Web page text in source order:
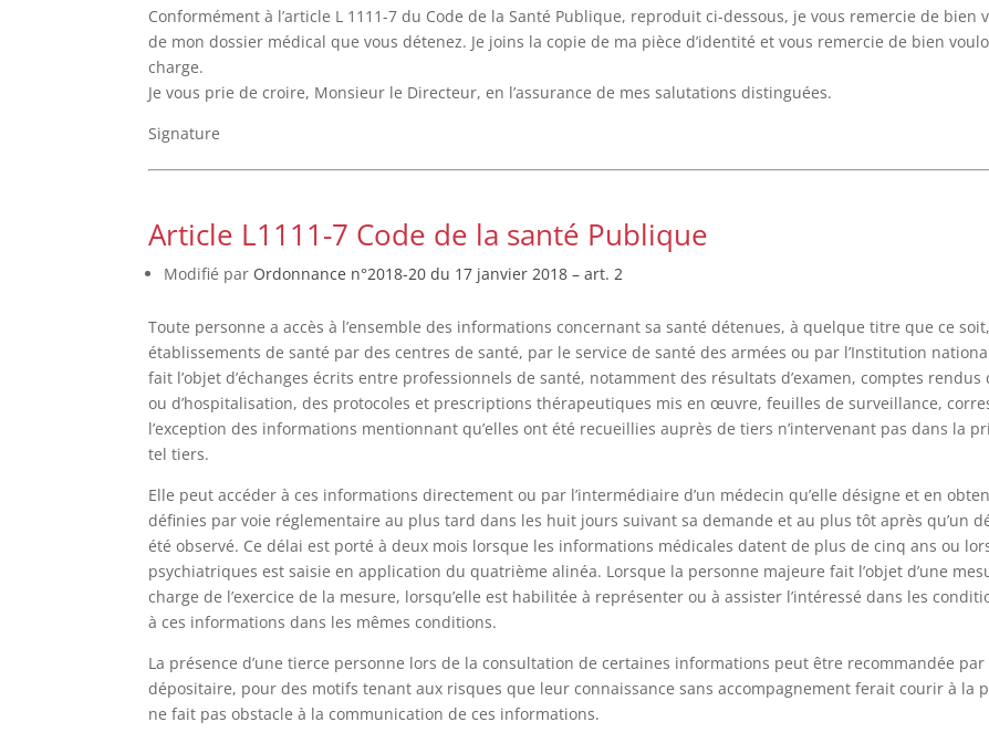
Conformément à l’article L 1111-7 du Code de la Santé Publique, reproduit ci-dessous, je vous remercie de bien
de mon dossier médical que vous détenez. Je joins la copie de ma pièce d’identité et vous remercie de bien
charge.
Je vous prie de croire, Monsieur le Directeur, en l’assurance de mes salutations distinguées.
Signature
Article L1111-7 Code de la santé Publique
Modifié par Ordonnance n°2018-20 du 17 janvier 2018 – art. 2
Toute personne a accès à l’ensemble des informations concernant sa santé détenues, à quelque titre que ce
établissements de santé par des centres de santé, par le service de santé des armées ou par l’Institution
fait l’objet d’échanges écrits entre professionnels de santé, notamment des résultats d’examen, comptes
ou d’hospitalisation, des protocoles et prescriptions thérapeutiques mis en œuvre, feuilles de surveillance,
l’exception des informations mentionnant qu’elles ont été recueillies auprès de tiers n’intervenant pas dans la
tel tiers.
Elle peut accéder à ces informations directement ou par l’intermédiaire d’un médecin qu’elle désigne et en
définies par voie réglementaire au plus tard dans les huit jours suivant sa demande et au plus tôt après qu’un
été observé. Ce délai est porté à deux mois lorsque les informations médicales datent de plus de cinq ans ou
psychiatriques est saisie en application du quatrième alinéa. Lorsque la personne majeure fait l’objet d’une
charge de l’exercice de la mesure, lorsqu’elle est habilitée à représenter ou à assister l’intéressé dans les
à ces informations dans les mêmes conditions.
La présence d’une tierce personne lors de la consultation de certaines informations peut être recommandée
dépositaire, pour des motifs tenant aux risques que leur connaissance sans accompagnement ferait courir à la
ne fait pas obstacle à la communication de ces informations.